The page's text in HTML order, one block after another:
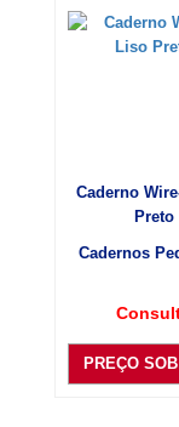
Caderno
Preto
Cadernos
PREÇO SOB